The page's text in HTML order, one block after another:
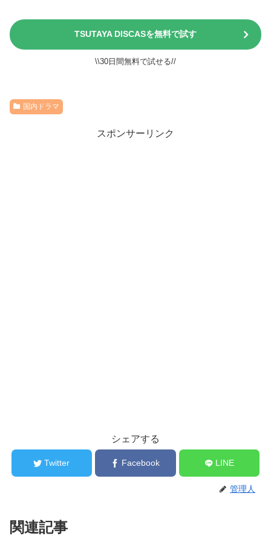
TSUTAYA DISCASを無料で試す
\\30日間無料で試せる//
国内ドラマ
スポンサーリンク
シェアする
Twitter Facebook LINE
管理人
関連記事